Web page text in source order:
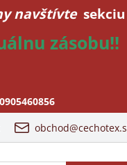
navštívte sekciu
zásobu!!
0905460856